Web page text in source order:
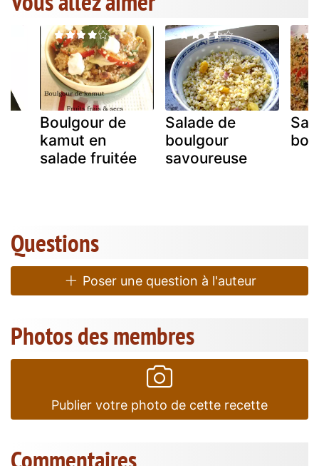
Boulgour de
kamut en
salade fruitée
Salade de
boulgour
savoureuse
Questions
Poser une question à l'auteur
Photos des membres
Publier votre photo de cette recette